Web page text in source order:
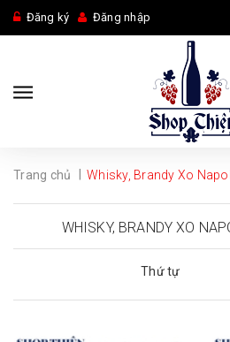
Đăng ký Đăng nhập
Trang chủ Whisky, Brandy Xo
WHISKY, BRANDY XO
Thứ tự